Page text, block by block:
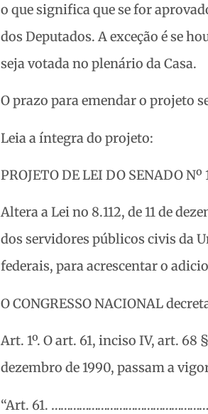
o que significa que se for
dos Deputados. A exceção é se
seja votada no plenário da Casa.
O prazo para emendar o projeto
Leia a íntegra do projeto:
PROJETO DE LEI DO SENADO Nº
Altera a Lei no 8.112, de 11 de
dos servidores públicos civis da
federais, para acrescentar o
O CONGRESSO NACIONAL
Art. 1º. O art. 61, inciso IV, art. 68
dezembro de 1990, passam a
“Art. 61.